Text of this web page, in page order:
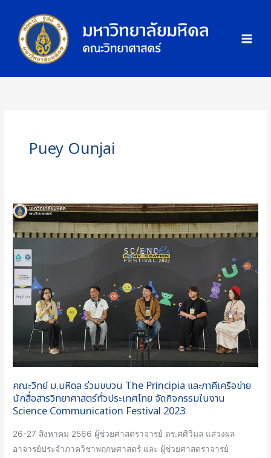
content
Puey Ounjai
คณะวิทย์ ม.มหิดล ร่วมขบวน The Principia และภาคีเครือข่าย
นักสื่อสารวิทยาศาสตร์ทั่วประเทศไทย จัดกิจกรรมในงาน
Science Communication Festival 2023
26-27 สิงหาคม 2566 ผู้ช่วยศาสตราจารย์ ดร.ศศิวิมล แสวงผล
อาจารย์ประจำภาควิชาพฤกษศาสตร์ และ ผู้ช่วยศาสตราจารย์
คณะ
วิทย์
ม.มหิดล
ร่วม
ขบวน
The
Principia
เครือ
ข่าย
สื่อสาร
วิทยาศาสตร์
ประเทศไทย
จัด